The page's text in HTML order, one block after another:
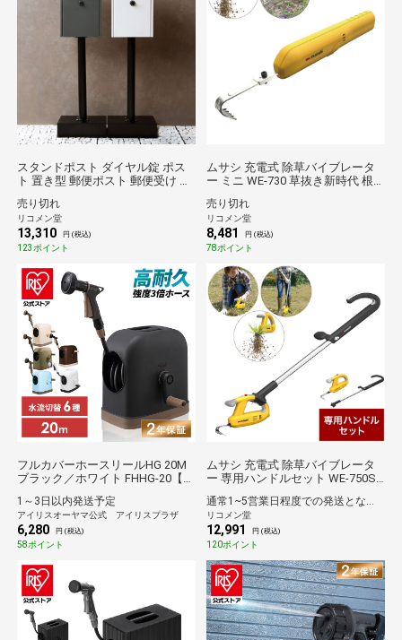
スタンドポスト ダイヤル錠 ポス
ト 置き型 郵便ポスト 郵便受け ス
ルボックス スタンド 一戸建て 鍵
付き ダイヤル式 A4 大容量 ステン
レス 北欧 おしゃれ【送料無料】
売り切れ
リコメン堂
13,310 円 (税込)
123ポイント
ムサシ 充電式 除草バイブレータ
ー ミニ WE-730 草抜き新時代 根
ぬき 草むしり 草取り 草刈り機 除
草バイブミニ コードレス ガーデ
ニング 園芸 musashi【送料無料】
売り切れ
リコメン堂
8,481 円 (税込)
78ポイント
フルカバーホースリールHG 20M
ブラック／ホワイト FHHG-20【２
1～3日以内発送予定
アイリスオーヤマ公式 アイリスプラザ
6,280 円 (税込)
58ポイント
ムサシ 充電式 除草バイブレータ
ー 専用ハンドルセット WE-750ST
草むしり 振動除草 ガーデニング
ハンドル付き WE-709 園芸 手入れ
【送料無料】
リコメン堂
12,991 円 (税込)
120ポイント